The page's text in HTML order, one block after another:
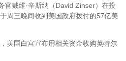
戴维·辛斯纳（David Zinser）在投
周三晚间收到美国政府拨付的57亿美
国白宫宣布用相关资金收购英特尔